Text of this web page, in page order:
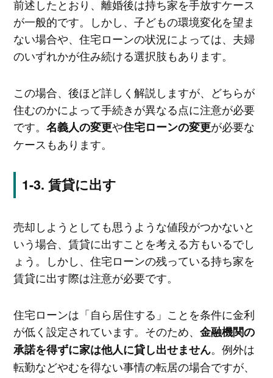
前述したとおり、離婚後は持ち家を手放すケース
が一般的です。しかし、子どもの環境変化を望ま
ない場合や、住宅ローンの状況によっては、夫婦
のいずれかが住み続ける選択肢もあります。
この場合、後ほど詳しく解説しますが、どちらが
住むのかによって手続きが異なる点に注意が必要
です。 名義人の変更や住宅ローンの変更が必要な
ケースもあります。
賃貸に出す
売却しようとしても思うような値段がつかないと
いう場合、賃貸に出すことを考える方もいるでし
ょう。しかし、住宅ローンの残っている持ち家を
賃貸に出す際は注意が必要です。
住宅ローンは「自ら居住する」ことを条件に金利
が低く設定されています。そのため、 金融機関の
承諾を得ずに家は他人に貸し出せません。例外は
転勤などやむを得ない事情の転居の場合ですが、